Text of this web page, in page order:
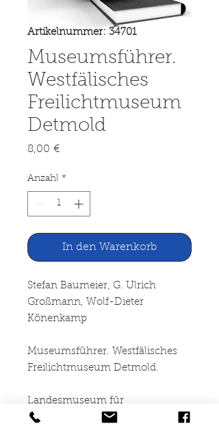
Artikelnummer: 34701
Museumsführer.
Westfälisches
Freilichtmuseum
Detmold
8,00 €Preis
Anzahl *
In den Warenkorb
Stefan Baumeier, G. Ulrich
Großmann, Wolf-Dieter
Könenkamp
Museumsführer. Westfälisches
Freilichtmuseum Detmold.
Landesmuseum für
Volkskunde